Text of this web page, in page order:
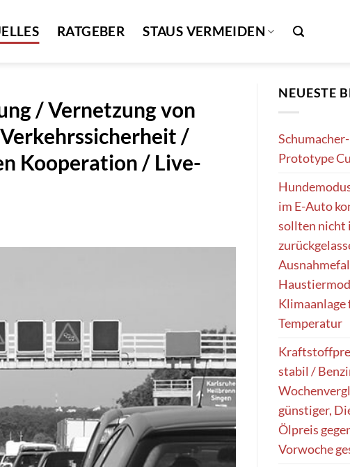
RATGEBER STAUS VERMEIDEN
/ Vernetzung von
/
Kooperation / Live-
NEUESTE
Prototype
im E-Auto
sollten nicht
Klimaanlage
Temperatur
stabil /
günstiger,
Ölpreis
Vorwoche